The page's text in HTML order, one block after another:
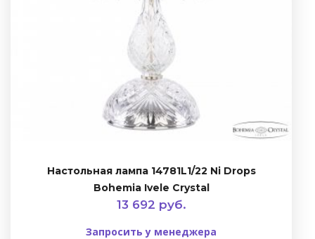
Настольная лампа 14781L1/22 Ni Drops
Bohemia Ivele Crystal
13 692 руб.
Запросить у менеджера